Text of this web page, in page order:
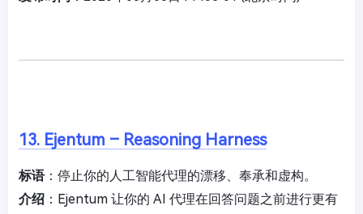
13. Ejentum – Reasoning Harness
标语：停止你的人工智能代理的漂移、奉承和虚构。
介绍 ：Ejentum 让你的 AI 代理在回答问题之前进行更有